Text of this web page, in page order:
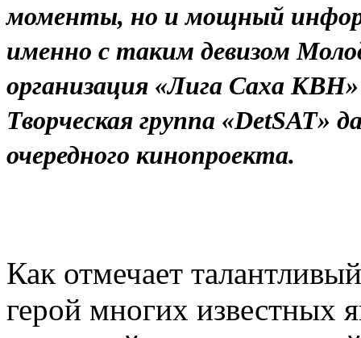
моменты, но и мощный
именно с таким девизом
организация «Лига Саха
Творческая группа «DetSAT»
очередного кинопроекта.
Как отмечает
герой многих известных